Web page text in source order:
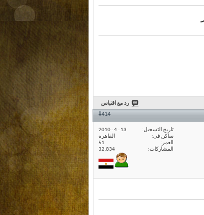
رد مع اقتباس
#414
تاريخ التسجيل
13 - 4 - 2010
ساكن في
القاهره
العمر
51
المشاركات
32,834